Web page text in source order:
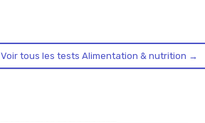
Voir tous les tests Alimentation & nutrition →